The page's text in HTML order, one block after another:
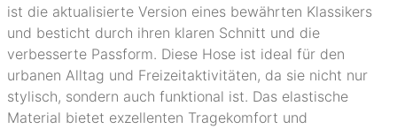
ist die aktualisierte Version eines bewährten Klassikers
und besticht durch ihren klaren Schnitt und die
verbesserte Passform. Diese Hose ist ideal für den
urbanen Alltag und Freizeitaktivitäten, da sie nicht nur
stylisch, sondern auch funktional ist. Das elastische
Material bietet exzellenten Tragekomfort und